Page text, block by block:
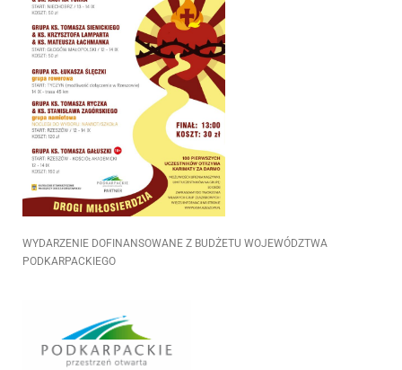
WYDARZENIE DOFINANSOWANE Z BUDŻETU WOJEWÓDZTWA
PODKARPACKIEGO